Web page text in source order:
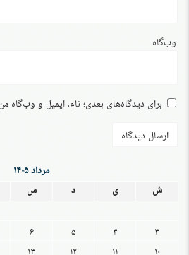
وب‌گاه
برای دیدگاه‌های بعدی؛ نام، ایمیل و وب‌گاه
مرداد ۱۴۰۵
ش
ی د س
۳
۴ ۵ ۶
۱۰
۱۱ ۱۲ ۱۳